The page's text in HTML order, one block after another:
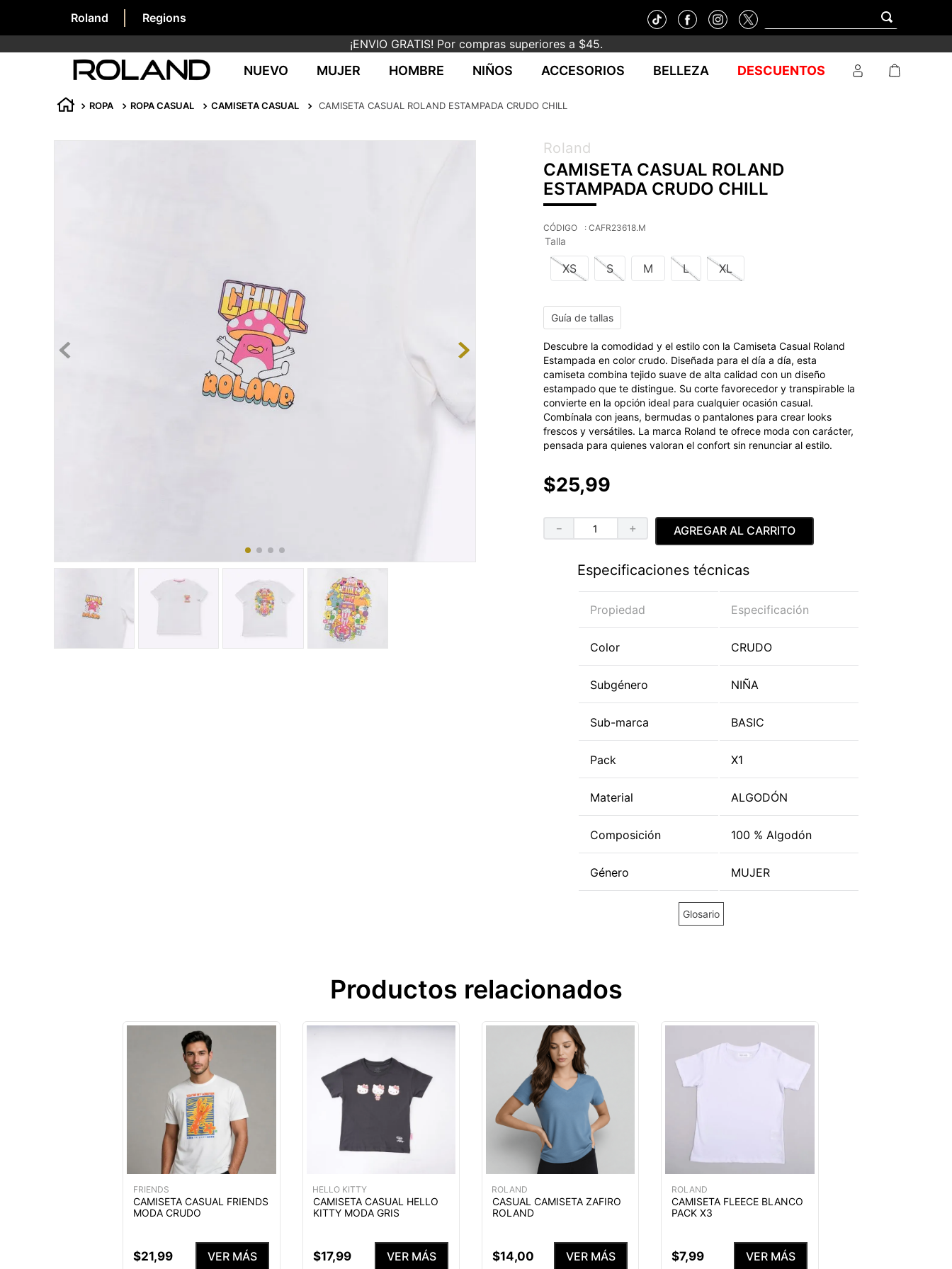
Roland
Regions
¡ENVIO GRATIS! Por compras superiores a $45.
NUEVO MUJER HOMBRE NIÑOS ACCESORIOS BELLEZA DESCUENTOS
ROPA ROPA CASUAL CAMISETA CASUAL CAMISETA CASUAL ROLAND ESTAMPADA CRUDO CHILL
Roland
CAMISETA CASUAL ROLAND
ESTAMPADA CRUDO CHILL
: CAFR23618.M
Talla
XS S M L XL
Guía de tallas
Descubre la comodidad y el estilo con la Camiseta Casual Roland
Estampada en color crudo. Diseñada para el día a día, esta
camiseta combina tejido suave de alta calidad con un diseño
estampado que te distingue. Su corte favorecedor y transpirable la
convierte en la opción ideal para cualquier ocasión casual.
Combínala con jeans, bermudas o pantalones para crear looks
frescos y versátiles. La marca Roland te ofrece moda con carácter,
pensada para quienes valoran el confort sin renunciar al estilo.
$25,99
＋
－ AGREGAR AL CARRITO
Especificaciones técnicas
Propiedad Especificación
Color CRUDO
Subgénero NIÑA
Sub-marca BASIC
Pack X1
Material ALGODÓN
Composición 100 % Algodón
Género MUJER
Glosario
Productos relacionados
FRIENDS
CAMISETA CASUAL FRIENDS
MODA CRUDO
$21,99 VER MÁS
HELLO KITTY
CAMISETA CASUAL HELLO
KITTY MODA GRIS
$17,99 VER MÁS
ROLAND
CASUAL CAMISETA ZAFIRO
ROLAND
$14,00 VER MÁS
ROLAND
CAMISETA FLEECE BLANCO
PACK X3
$7,99 VER MÁS